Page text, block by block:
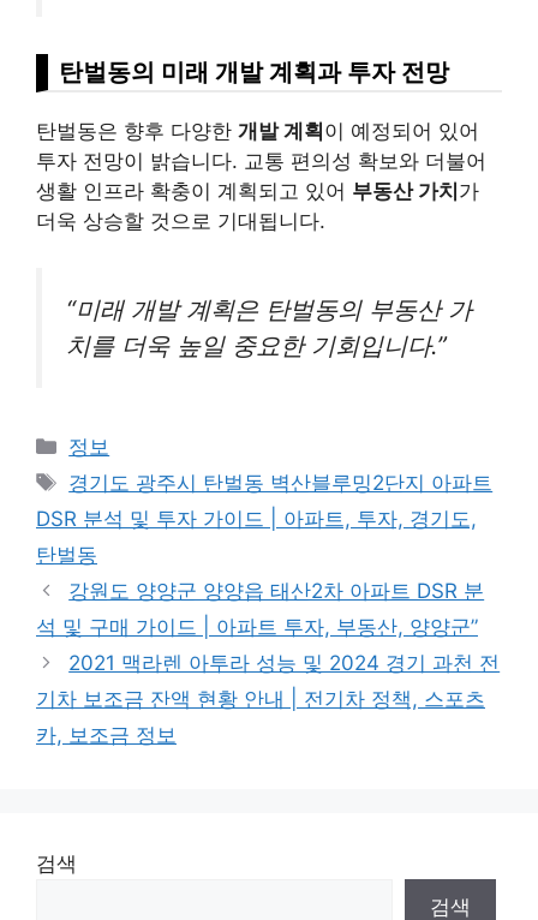
탄벌동의 미래 개발 계획과 투자 전망
탄벌동은 향후 다양한 개발 계획 이 예정되어 있어
투자 전망이 밝습니다. 교통 편의성 확보와 더불어
생활 인프라 확충이 계획되고 있어 부동산 가치 가
더욱 상승할 것으로 기대됩니다.
“미래 개발 계획은 탄벌동의 부동산 가
치를 더욱 높일 중요한 기회입니다.”
Categories
정보
Tags
경기도 광주시 탄벌동 벽산블루밍2단지 아파트
DSR 분석 및 투자 가이드 | 아파트, 투자, 경기도,
탄벌동
강원도 양양군 양양읍 태산2차 아파트 DSR 분
석 및 구매 가이드 | 아파트 투자, 부동산, 양양군”
2021 맥라렌 아투라 성능 및 2024 경기 과천 전
기차 보조금 잔액 현황 안내 | 전기차 정책, 스포츠
카, 보조금 정보
검색
검색